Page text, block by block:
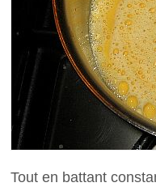
Tout en battant